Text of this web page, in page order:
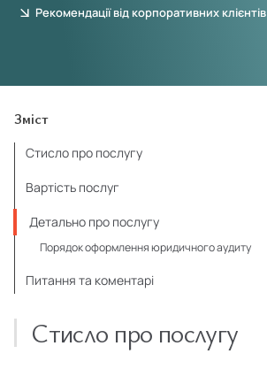
Рекомендації від корпоративних клієнтів
Стисло про послугу
Зміст
Стисло про послугу
Вартість послуг
Детально про послугу
Порядок оформлення юридичного аудиту
Питання та коментарі